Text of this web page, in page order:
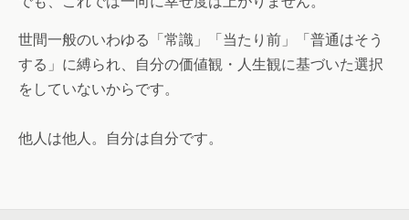
世間一般のいわゆる「常識」「当たり前」「普通はそう
する」に縛られ、自分の価値観・人生観に基づいた選択
をしていないからです。
他人は他人。自分は自分です。